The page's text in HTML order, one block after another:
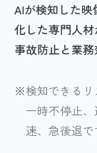
AIが検知した
化した専門人
事故防止と業務
検知できるリ
一時不停止
速、急後退で